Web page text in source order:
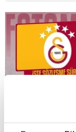
Reddet